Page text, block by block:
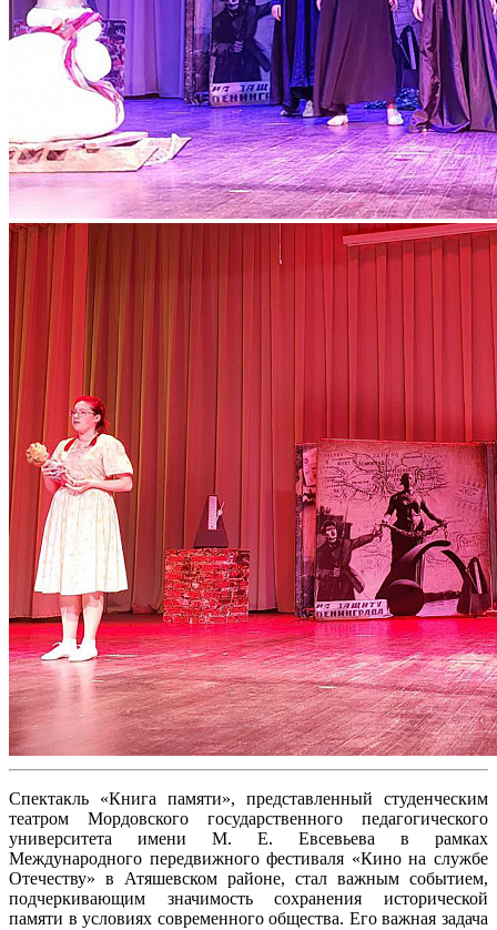
Спектакль «Книга памяти», представленный студенческим
театром Мордовского государственного педагогического
университета имени М. Е. Евсевьева в рамках
Международного передвижного фестиваля «Кино на службе
Отечеству» в Атяшевском районе, стал важным событием,
подчеркивающим значимость сохранения исторической
памяти в условиях современного общества. Его важная задача